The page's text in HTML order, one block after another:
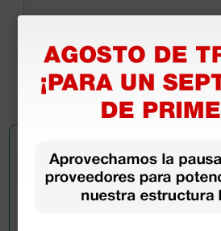
324,00 € 405,00 €
(Precio sin IVA)